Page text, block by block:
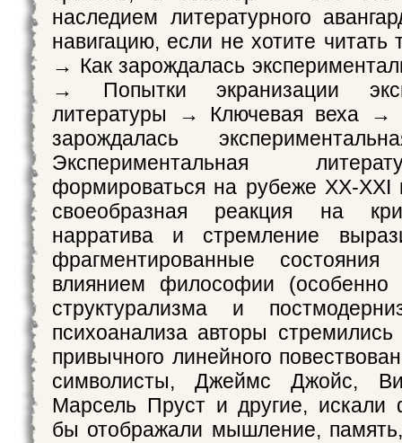
наследием литературного
навигацию, если не хотите читать
→ Как зарождалась
→ Попытки экранизации
литературы → Ключевая веха →
зарождалась
Экспериментальная
формироваться на рубеже XX-
своеобразная реакция на
нарратива и стремление
фрагментированные
влиянием философии (особенно
структурализма и
психоанализа авторы
привычного линейного
символисты, Джеймс Джойс,
Марсель Пруст и другие,
бы отображали мышление,